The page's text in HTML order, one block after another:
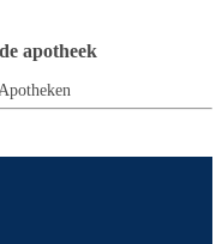
apotheek